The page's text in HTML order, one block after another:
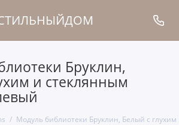
Бруклин,
и стеклянным
Модуль библиотеки Бруклин, Белый с